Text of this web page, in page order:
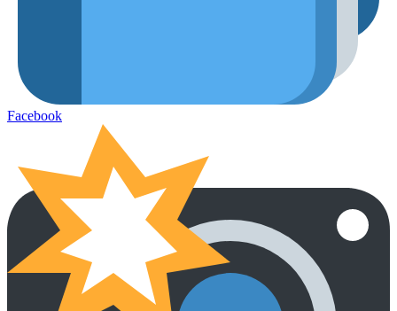
Facebook